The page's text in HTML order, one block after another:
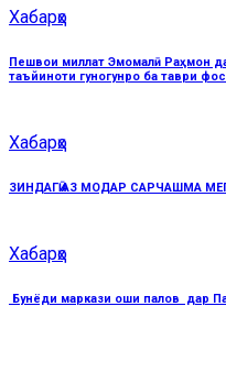
Хабарҳо
Пешвои миллат Эмомалӣ Раҳмон
таъйиноти гуногунро ба таври
Хабарҳо
ЗИНДАГӢ АЗ МОДАР САРЧАШМА
Хабарҳо
Бунёди маркази оши палов дар